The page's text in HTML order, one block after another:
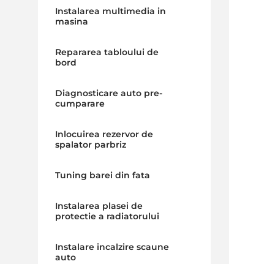
Instalarea multimedia in
masina
Repararea tabloului de
bord
Diagnosticare auto pre-
cumparare
Inlocuirea rezervor de
spalator parbriz
Tuning barei din fata
Instalarea plasei de
protectie a radiatorului
Instalare incalzire scaune
auto